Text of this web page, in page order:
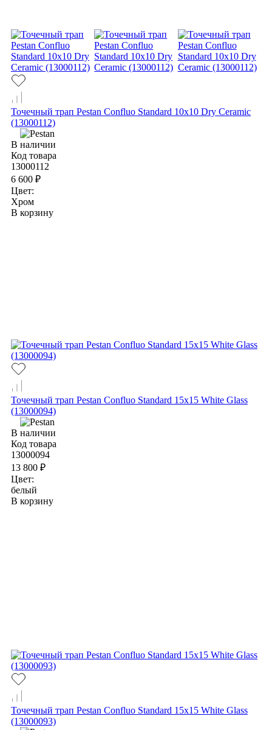
Точечный трап Pestan Confluo Standard 10х10 Dry Ceramic
(13000112)
В наличии
Код товара
13000112
6 600 ₽
Цвет:
Хром
В корзину
Точечный трап Pestan Confluo Standard 15х15 White Glass
(13000094)
В наличии
Код товара
13000094
13 800 ₽
Цвет:
белый
В корзину
Точечный трап Pestan Confluo Standard 15х15 White Glass
(13000093)